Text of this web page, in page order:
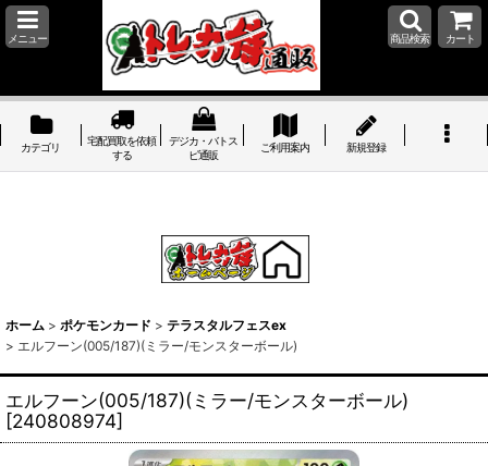
メニュー 商品検索 カート
カテゴリ
宅配買取を依頼
する
デジカ・バトス
ピ通販
ご利用案内 新規登録
ホーム > ポケモンカード > テラスタルフェスex
> エルフーン(005/187)(ミラー/モンスターボール)
エルフーン(005/187)(ミラー/モンスターボール)
[240808974]